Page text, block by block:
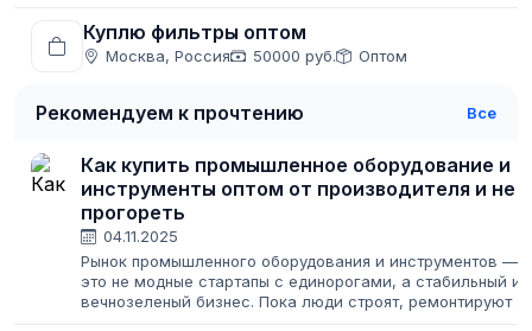
Куплю фильтры оптом
Москва, Россия 50000 руб. Оптом
Рекомендуем к прочтению Все
Как купить промышленное оборудование и
инструменты оптом от производителя и не
прогореть
04.11.2025
Рынок промышленного оборудования и инструментов —
это не модные стартапы с единорогами, а стабильный и
вечнозеленый бизнес. Пока люди строят, ремонтируют и